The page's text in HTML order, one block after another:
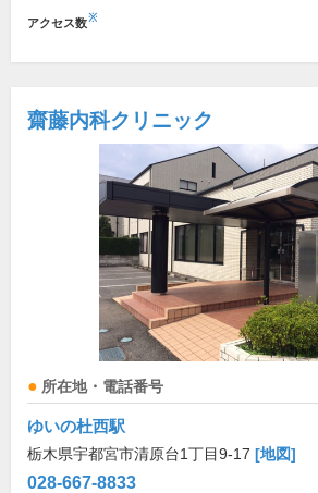
アクセス数※
齋藤内科クリニック
所在地・電話番号
ゆいの杜西駅
栃木県宇都宮市清原台1丁目9-17 [地図]
028-667-8833